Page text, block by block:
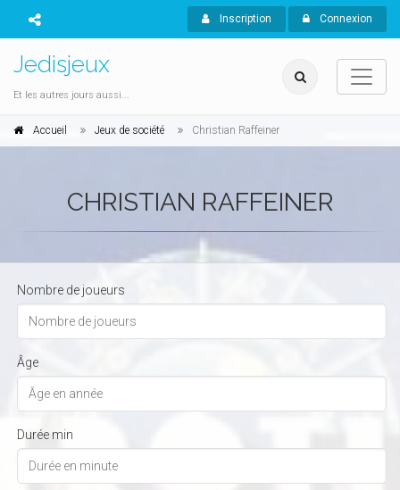
Inscription Connexion
Jedisjeux
Et les autres jours aussi...
Accueil Jeux de société Christian Raffeiner
CHRISTIAN RAFFEINER
Nombre de joueurs
Âge
Durée min